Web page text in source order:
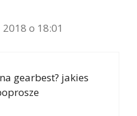
o 18:01
gearbest? jakies